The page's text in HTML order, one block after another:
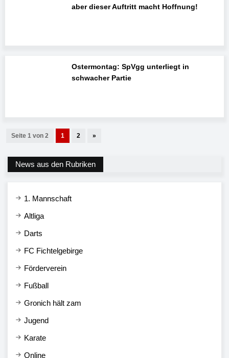
aber dieser Auftritt macht Hoffnung!
Ostermontag: SpVgg unterliegt in
schwacher Partie
Seite 1 von 2 1 2 »
News aus den Rubriken
1. Mannschaft
Altliga
Darts
FC Fichtelgebirge
Förderverein
Fußball
Gronich hält zam
Jugend
Karate
Online